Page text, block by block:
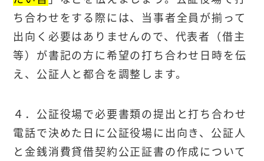
ち合わせをする際には、当事者全員が揃って
出向く必要はありませんので、代表者（借主
等）が書記の方に希望の打ち合わせ日時を伝
え、公証人と都合を調整します。
４．公証役場で必要書類の提出と打ち合わせ
電話で決めた日に公証役場に出向き、公証人
と金銭消費貸借契約公正証書の作成について